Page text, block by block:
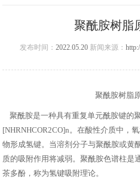
聚酰胺树脂
发布时间： 2022.05.20新闻来源：
聚酰胺树脂
聚酰胺是一种具有重复单元酰胺键的
[NHRNHCOR2CO]n。在酸性介质中，
物形成氢键。当溶剂分子与聚酰胺或黄
质的吸附作用将减弱。聚酰胺色谱柱是
茶多酚，称为氢键吸附理论。